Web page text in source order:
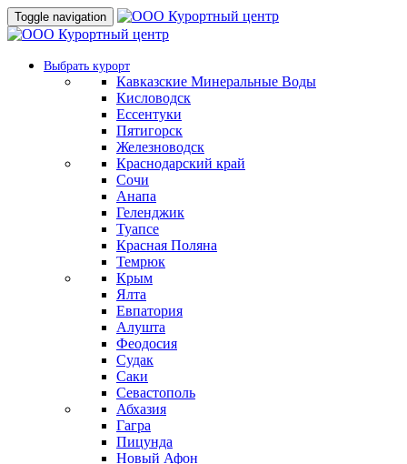
Toggle navigation
Выбрать курорт
Кавказские Минеральные Воды
Кисловодск
Ессентуки
Пятигорск
Железноводск
Краснодарский край
Сочи
Анапа
Геленджик
Туапсе
Красная Поляна
Темрюк
Крым
Ялта
Евпатория
Алушта
Феодосия
Судак
Саки
Севастополь
Абхазия
Гагра
Пицунда
Новый Афон